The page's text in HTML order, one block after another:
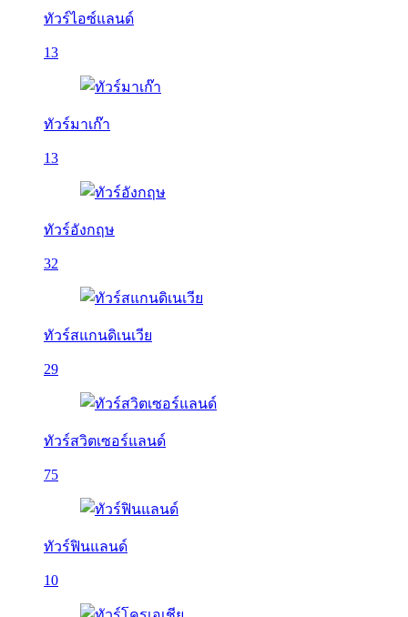
ทัวร์ไอซ์แลนด์
13
ทัวร์มาเก๊า
13
ทัวร์อังกฤษ
32
ทัวร์สแกนดิเนเวีย
29
ทัวร์สวิตเซอร์แลนด์
75
ทัวร์ฟินแลนด์
10